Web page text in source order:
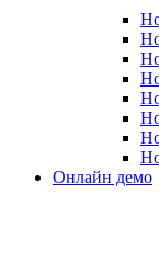
Онлайн демо